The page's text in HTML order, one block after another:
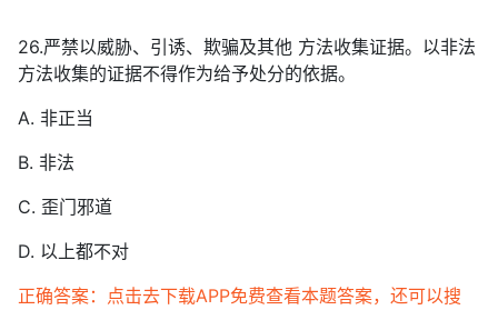
26.严禁以威胁、引诱、欺骗及其他 方法收集证据。以非法
方法收集的证据不得作为给予处分的依据。
A. 非正当
B. 非法
C. 歪门邪道
D. 以上都不对
正确答案：点击去下载APP免费查看本题答案，还可以搜